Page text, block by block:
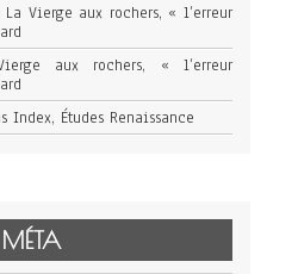
La Vierge aux rochers, « l’erreur
aux rochers, « l’erreur
Index, Études Renaissance
MÉTA